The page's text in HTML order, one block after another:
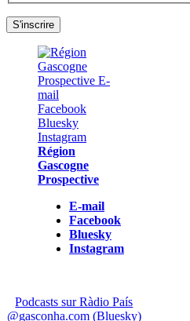
Région
Gascogne
Prospective
E-mail
Facebook
Bluesky
Instagram
Podcasts sur Ràdio País
@gasconha.com (Bluesky)